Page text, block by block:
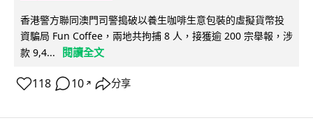
香港警方聯同澳門司警搗破以養生咖啡生意包裝的虛擬貨幣投
資騙局 Fun Coffee，兩地共拘捕 8 人，接獲逾 200 宗舉報，涉
款 9,4...
閱讀全文
118 10 ↗ 分享